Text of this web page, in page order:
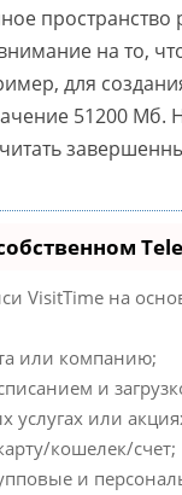
пространство
на то,
для
51200 Мб.
VisitTime на
или компанию;
и
или
кошелек/счет;
и